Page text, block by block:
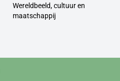
Wereldbeeld, cultuur en
maatschappij